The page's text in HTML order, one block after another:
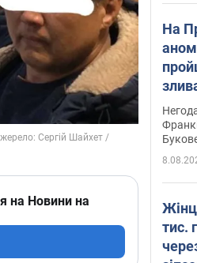
на Новини на
На
тис.